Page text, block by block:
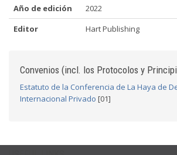
Año de edición
2022
Editor
Hart Publishing
Convenios (incl. los Protocolos y
Estatuto de la Conferencia de La Haya de
Internacional Privado [01]